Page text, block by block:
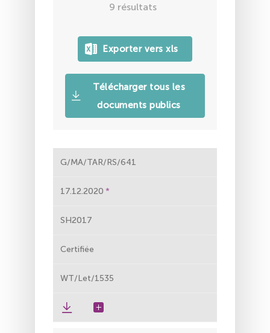
9 résultats
Télécharger tous les
documents publics
G/MA/TAR/RS/641
17.12.2020
SH2017
Certifiée
WT/Let/1535